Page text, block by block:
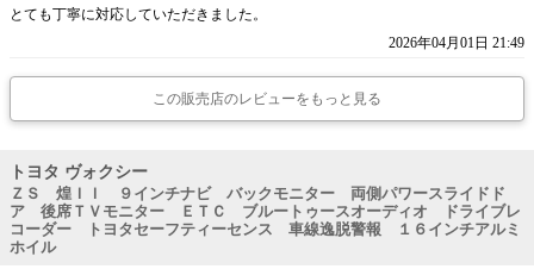
とても丁寧に対応していただきました。
2026年04月01日 21:49
この販売店のレビューをもっと見る
トヨタ ヴォクシー
ＺＳ 煌ＩＩ ９インチナビ バックモニター 両側パワースライドド
ア 後席ＴＶモニター ＥＴＣ ブルートゥースオーディオ ドライブレ
コーダー トヨタセーフティーセンス 車線逸脱警報 １６インチアルミ
ホイル